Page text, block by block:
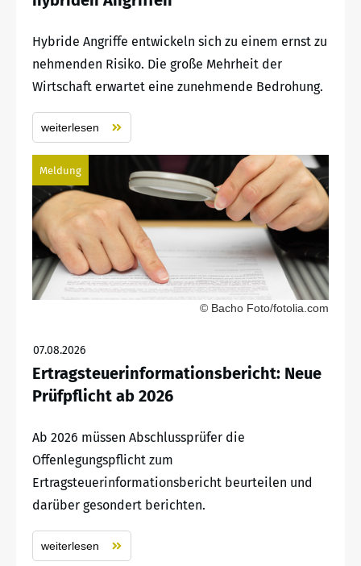
Hybride Angriffe entwickeln sich zu einem ernst zu
nehmenden Risiko. Die große Mehrheit der
Wirtschaft erwartet eine zunehmende Bedrohung.
weiterlesen
Meldung
© Bacho Foto/fotolia.com
07.08.2026
Ertragsteuerinformationsbericht: Neue
Prüfpflicht ab 2026
Ab 2026 müssen Abschlussprüfer die
Offenlegungspflicht zum
Ertragsteuerinformationsbericht beurteilen und
darüber gesondert berichten.
weiterlesen